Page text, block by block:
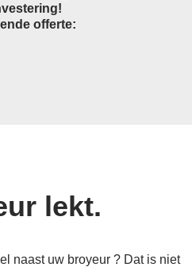
offerte:
lekt.
naast uw broyeur ? Dat is niet